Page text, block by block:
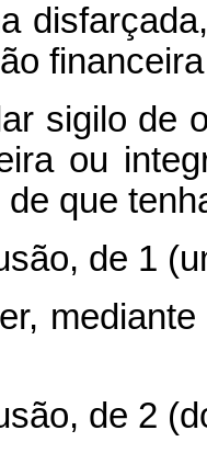
sigilo de
ou
que
de 1
de 2